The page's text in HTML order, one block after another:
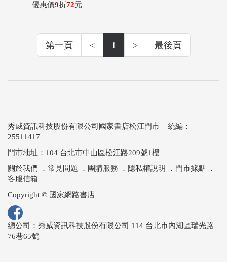
優惠價9折72元
第一頁 < 1 > 最後頁
秀威資訊科技股份有限公司國家書店松江門市 統編：
25511417
門市地址：104 台北市中山區松江路209號1樓
關於我們
． 常見問題 ． 團購服務 ． 隱私權說明 ． 門市據點 ．
客服信箱
Copyright © 國家網路書店
總公司：秀威資訊科技股份有限公司 114 台北市內湖區瑞光路
76巷65號